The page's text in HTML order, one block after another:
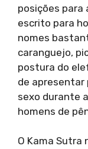
posições para
escrito para
nomes
caranguejo,
postura do
de apresentar
sexo durante
homens de
O Kama Sutra